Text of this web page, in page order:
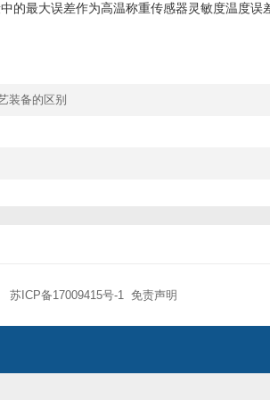
的最大误差作为高温称重传感器灵敏度温度误
装备的区别
苏ICP备17009415号-1 免责声明